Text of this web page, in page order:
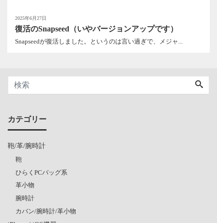
2025年6月27日
復活のSnapseed（いやバージョンアップです）
Snapseedが復活しました。というのは言い過ぎで、メジャ...
カテゴリー
鞄/革/腕時計
鞄
ひらくPCバッグ系
革小物
腕時計
カバン/腕時計/革小物